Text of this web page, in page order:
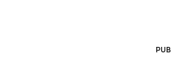
PUB